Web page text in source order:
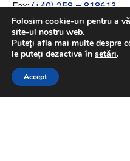
Fax:(+40) 258 – 818613
Email:office@adrcentru.ro
LINK-URI RAPIDE
Consiliul European
Jurnalul Oficial al Uniunii
Folosim cookie-uri pentru a
site-ul nostru web.
Puteți afla mai multe despre
le puteți dezactiva în setări.
Accept